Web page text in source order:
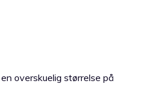
overskuelig størrelse på